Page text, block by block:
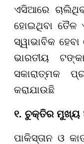
ଏସିଆରେ
ହୋଇଥିବା ତୈଳ
ସ୍ୱାଭାବିକ
ଭାରତୀୟ
ସକାରାତ୍ମକ
କରାଯାଉଛି
୧. ଚୁକ୍ତିର ମୁଖ୍ୟ
ପାକିସ୍ତାନ ଓ